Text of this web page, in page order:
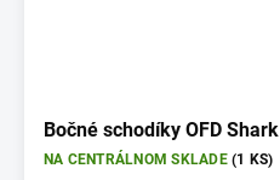
Bočné schodíky OFD Shark
NA CENTRÁLNOM SKLADE(1 KS)